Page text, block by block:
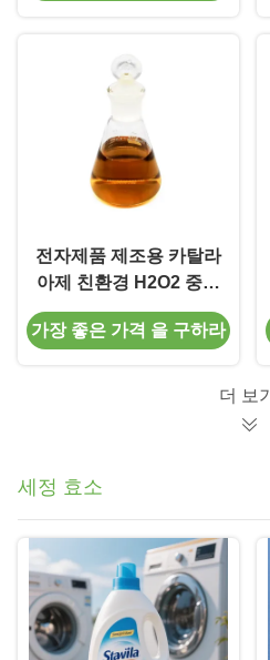
전자제품 제조용 카탈라
아제 친환경 H2O2 중화
친환경 제조 지원
가장 좋은 가격 을 구하라
더 보기
세정 효소